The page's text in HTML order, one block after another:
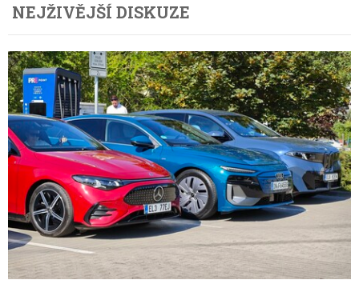
NEJŽIVĚJŠÍ DISKUZE